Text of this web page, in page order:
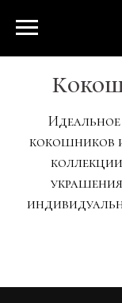
кокошников